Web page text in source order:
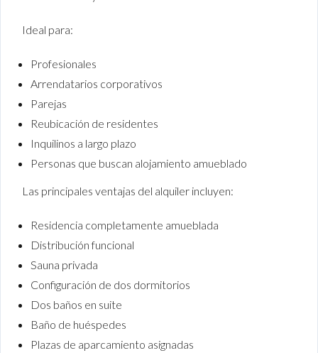
Ideal para:
Profesionales
Arrendatarios corporativos
Parejas
Reubicación de residentes
Inquilinos a largo plazo
Personas que buscan alojamiento amueblado
Las principales ventajas del alquiler incluyen:
Residencia completamente amueblada
Distribución funcional
Sauna privada
Configuración de dos dormitorios
Dos baños en suite
Baño de huéspedes
Plazas de aparcamiento asignadas